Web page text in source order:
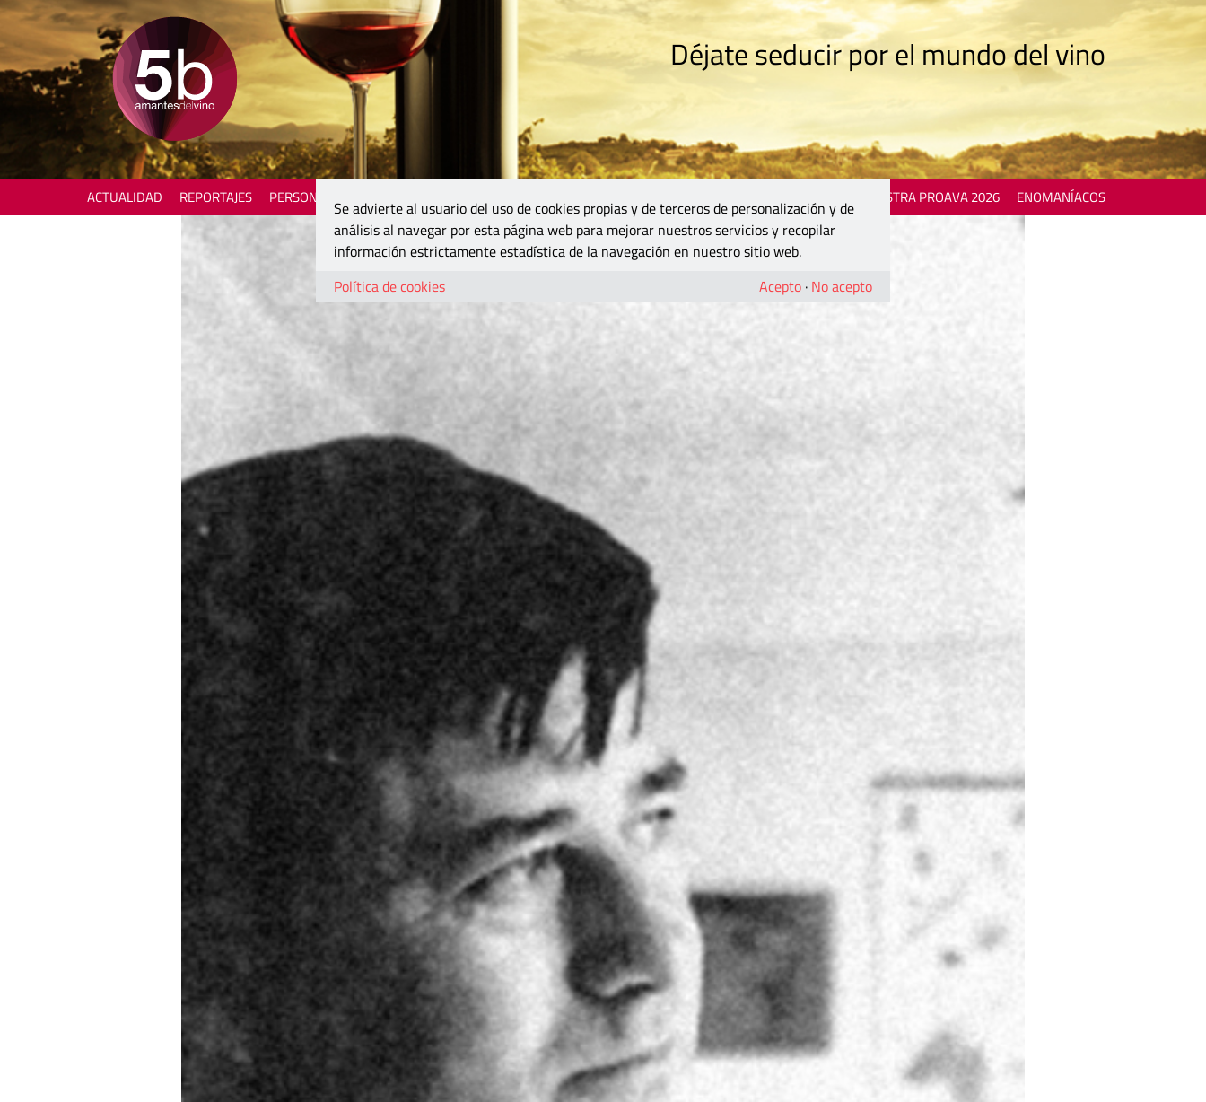
Déjate seducir por el mundo del vino
ACTUALIDAD REPORTAJES PERSONAJES MOSTRA PROAVA 2026 ENOMANÍACOS
Se advierte al usuario del uso de cookies propias y de terceros de personalización y de
análisis al navegar por esta página web para mejorar nuestros servicios y recopilar
información estrictamente estadística de la navegación en nuestro sitio web.
Política de cookies
Acepto · No acepto